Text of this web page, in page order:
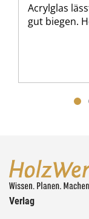
Acrylglas
gut biegen.
Verlag